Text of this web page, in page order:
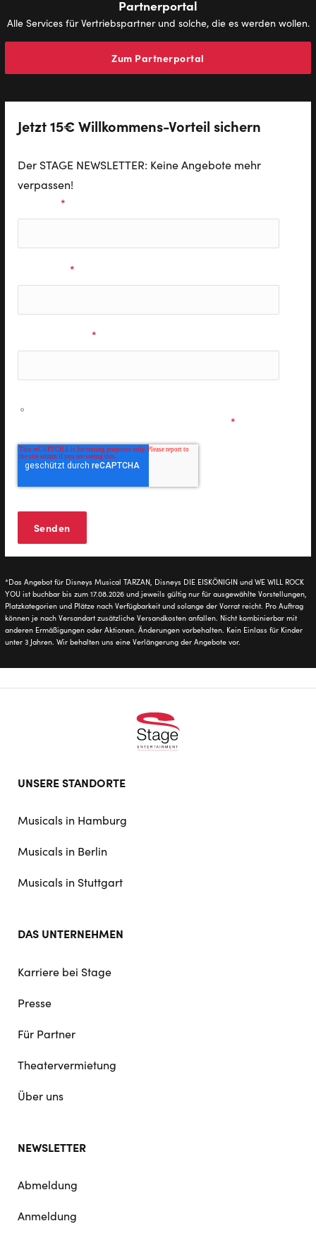
Partnerportal
Alle Services für Vertriebspartner und solche, die es werden wollen.
Zum Partnerportal
Jetzt 15€ Willkommens-Vorteil sichern
Der STAGE NEWSLETTER: Keine Angebote mehr
verpassen!
*
*
*
*
*Das Angebot für Disneys Musical TARZAN, Disneys DIE EISKÖNIGIN und WE WILL ROCK
YOU ist buchbar bis zum 17.08.2026 und jeweils gültig nur für ausgewählte Vorstellungen,
Platzkategorien und Plätze nach Verfügbarkeit und solange der Vorrat reicht. Pro Auftrag
können je nach Versandart zusätzliche Versandkosten anfallen. Nicht kombinierbar mit
anderen Ermäßigungen oder Aktionen. Änderungen vorbehalten. Kein Einlass für Kinder
unter 3 Jahren. Wir behalten uns eine Verlängerung der Angebote vor.
doormat
UNSERE STANDORTE
Musicals in Hamburg
Musicals in Berlin
Musicals in Stuttgart
DAS UNTERNEHMEN
Karriere bei Stage
Presse
Für Partner
Theatervermietung
Über uns
NEWSLETTER
Abmeldung
Anmeldung